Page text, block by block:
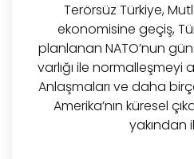
Terörsüz Türkiye,
ekonomisine geçiş,
planlanan NATO’nun
varlığı ile
Anlaşmaları ve daha
Amerika’nın küresel
yakından